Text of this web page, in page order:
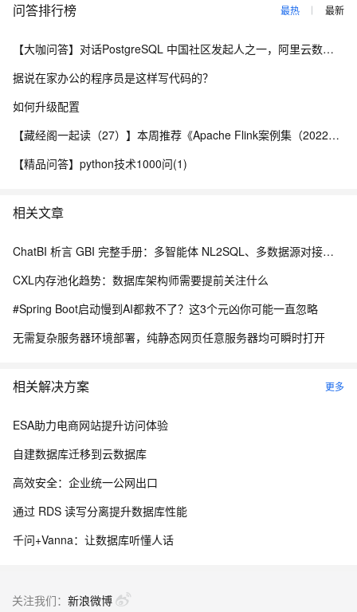
问答排行榜 最热 最新
【大咖问答】对话PostgreSQL 中国社区发起人之一，阿里云数据库高级专家 德哥
据说在家办公的程序员是这样写代码的？
如何升级配置
【藏经阁一起读（27）】本周推荐《Apache Flink案例集（2022版）》，你有哪些心得？
【精品问答】python技术1000问(1)
相关文章
ChatBI 析言 GBI 完整手册：多智能体 NL2SQL、多数据源对接、套餐价格汇总
CXL内存池化趋势：数据库架构师需要提前关注什么
#Spring Boot启动慢到AI都救不了？这3个元凶你可能一直忽略
无需复杂服务器环境部署，纯静态网页任意服务器均可瞬时打开
相关解决方案 更多
ESA助力电商网站提升访问体验
自建数据库迁移到云数据库
高效安全：企业统一公网出口
通过 RDS 读写分离提升数据库性能
千问+Vanna：让数据库听懂人话
关注我们： 新浪微博